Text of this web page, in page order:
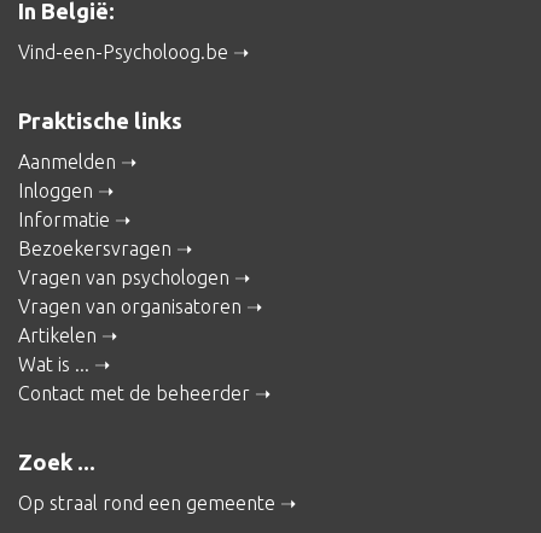
In België:
Vind-een-Psycholoog.be
Praktische links
Aanmelden
Inloggen
Informatie
Bezoekersvragen
Vragen van psychologen
Vragen van organisatoren
Artikelen
Wat is ...
Contact met de beheerder
Zoek ...
Op straal rond een gemeente